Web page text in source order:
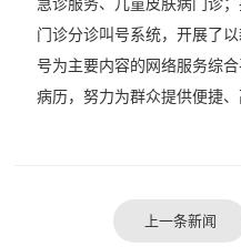
门诊分诊叫号系统，开展了
号为主要内容的网络服务综
病历，努力为群众提供便捷、
上一条新闻